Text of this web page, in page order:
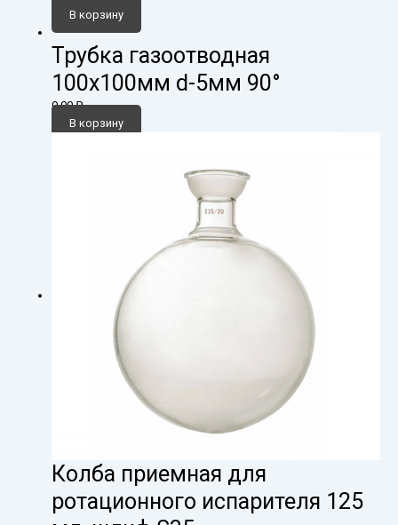
В корзину
Трубка газоотводная
100х100мм d-5мм 90°
0,00₽
В корзину
Колба приемная для
ротационного испарителя 125